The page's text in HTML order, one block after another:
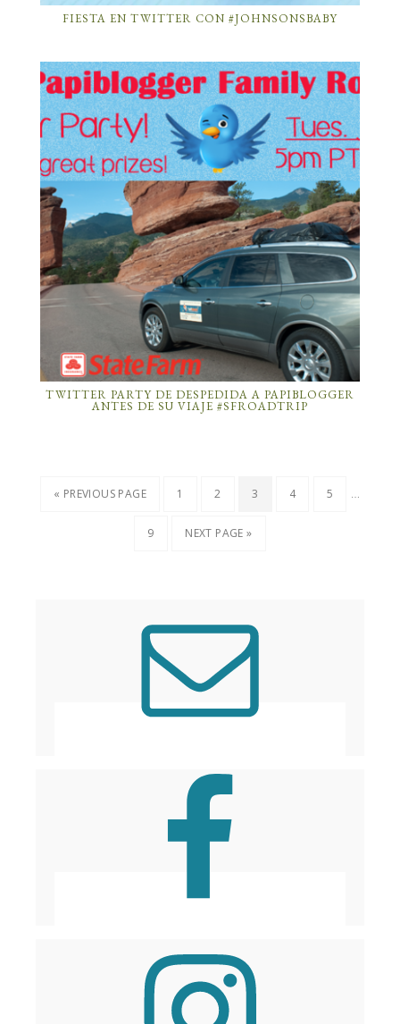
FIESTA EN TWITTER CON #JOHNSONSBABY
TWITTER PARTY DE DESPEDIDA A PAPIBLOGGER
ANTES DE SU VIAJE #SFROADTRIP
« PREVIOUS PAGE 1 2 3 4 5 …
9 NEXT PAGE »